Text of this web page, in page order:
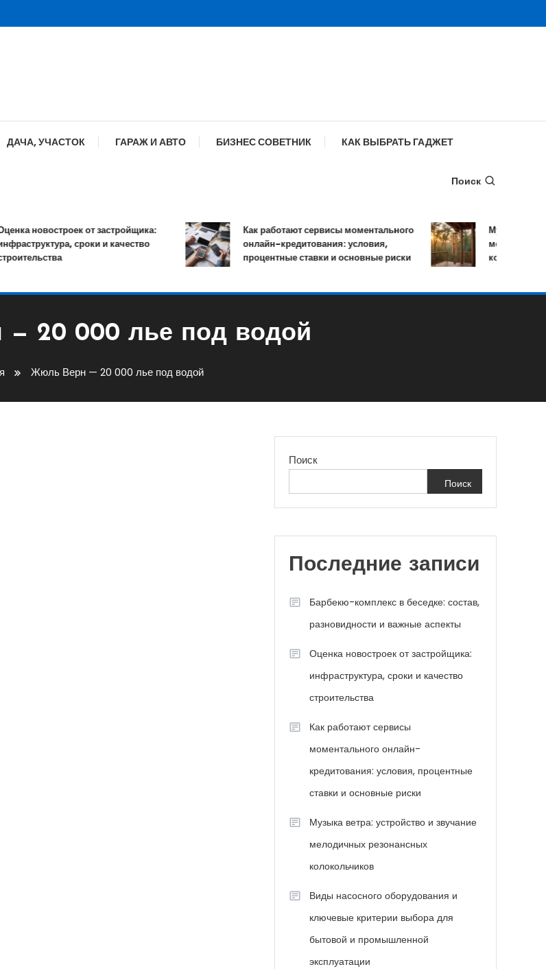
ДАЧА, УЧАСТОК ГАРАЖ И АВТО БИЗНЕС СОВЕТНИК КАК ВЫБРАТЬ ГАДЖЕТ
Поиск
новостроек от застройщика:
сроки и качество
Как работают сервисы моментального
онлайн-кредитования: условия,
процентные ставки и основные риски
Музыка ветра:
мелодичных
колокольчиков
20 000 лье под водой
Жюль Верн — 20 000 лье под водой
Поиск
Поиск
Последние записи
Барбекю-комплекс в беседке: состав,
разновидности и важные аспекты
Оценка новостроек от застройщика:
инфраструктура, сроки и качество
строительства
Как работают сервисы
моментального онлайн-
кредитования: условия, процентные
ставки и основные риски
Музыка ветра: устройство и звучание
мелодичных резонансных
колокольчиков
Виды насосного оборудования и
ключевые критерии выбора для
бытовой и промышленной
эксплуатации